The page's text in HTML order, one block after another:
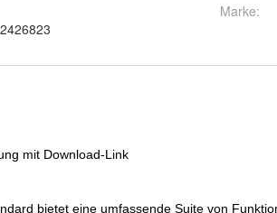
Marke: